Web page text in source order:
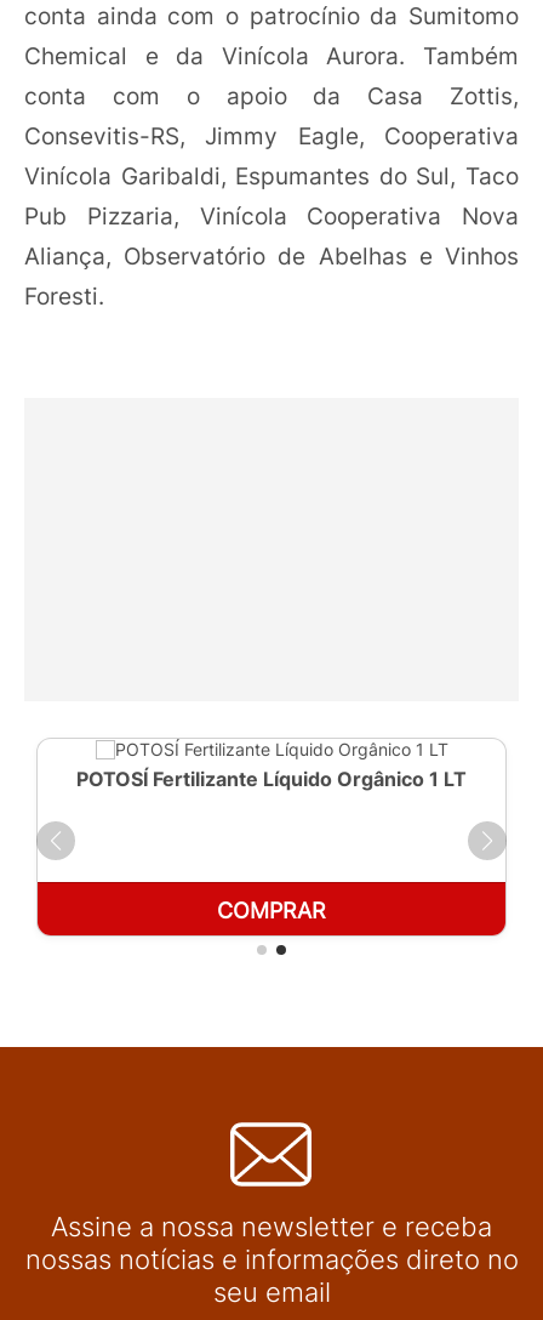
conta ainda com o patrocínio da Sumitomo
Chemical e da Vinícola Aurora. Também
conta com o apoio da Casa Zottis,
Consevitis-RS, Jimmy Eagle, Cooperativa
Vinícola Garibaldi, Espumantes do Sul, Taco
Pub Pizzaria, Vinícola Cooperativa Nova
Aliança, Observatório de Abelhas e Vinhos
Foresti.
POTOSÍ Fertilizante Líquido Orgânico 1 LT
COMPRAR
Assine a nossa newsletter e receba
nossas notícias e informações direto no
seu email